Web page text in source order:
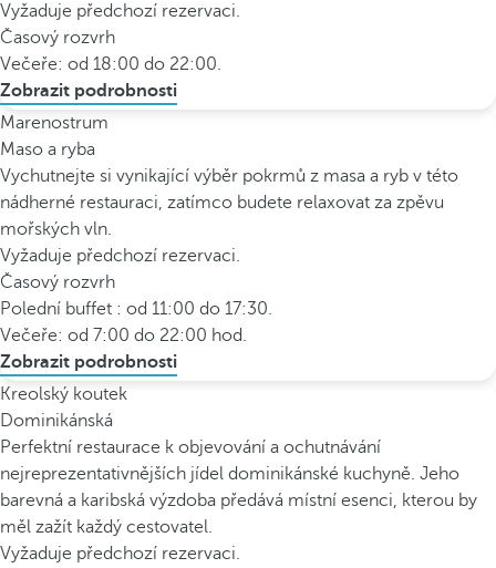
Vyžaduje předchozí rezervaci.
Časový rozvrh
Večeře: od 18:00 do 22:00.
Zobrazit podrobnosti
Marenostrum
Maso a ryba
Vychutnejte si vynikající výběr pokrmů z masa a ryb v této
nádherné restauraci, zatímco budete relaxovat za zpěvu
mořských vln.
Vyžaduje předchozí rezervaci.
Časový rozvrh
Polední buffet : od 11:00 do 17:30.
Večeře: od 7:00 do 22:00 hod.
Zobrazit podrobnosti
Kreolský koutek
Dominikánská
Perfektní restaurace k objevování a ochutnávání
nejreprezentativnějších jídel dominikánské kuchyně. Jeho
barevná a karibská výzdoba předává místní esenci, kterou by
měl zažít každý cestovatel.
Vyžaduje předchozí rezervaci.